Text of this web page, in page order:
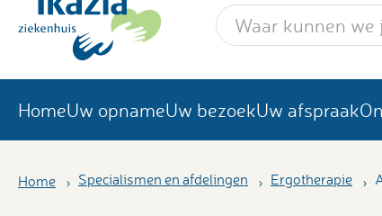
Zoekwoord
HomeUw opnameUw bezoekUw afspraak
Home Specialismen en afdelingen Ergotherapie